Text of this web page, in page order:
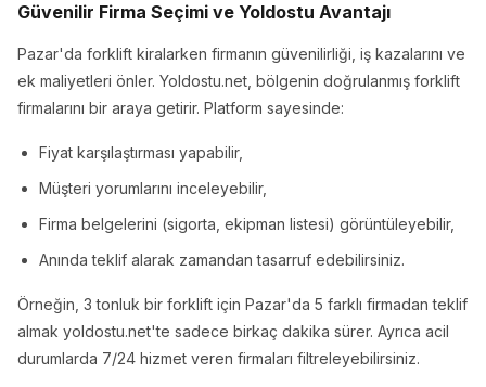
Güvenilir Firma Seçimi ve Yoldostu Avantajı
Pazar'da forklift kiralarken firmanın güvenilirliği, iş kazalarını ve
ek maliyetleri önler. Yoldostu.net, bölgenin doğrulanmış forklift
firmalarını bir araya getirir. Platform sayesinde:
Fiyat karşılaştırması yapabilir,
Müşteri yorumlarını inceleyebilir,
Firma belgelerini (sigorta, ekipman listesi) görüntüleyebilir,
Anında teklif alarak zamandan tasarruf edebilirsiniz.
Örneğin, 3 tonluk bir forklift için Pazar'da 5 farklı firmadan teklif
almak yoldostu.net'te sadece birkaç dakika sürer. Ayrıca acil
durumlarda 7/24 hizmet veren firmaları filtreleyebilirsiniz.